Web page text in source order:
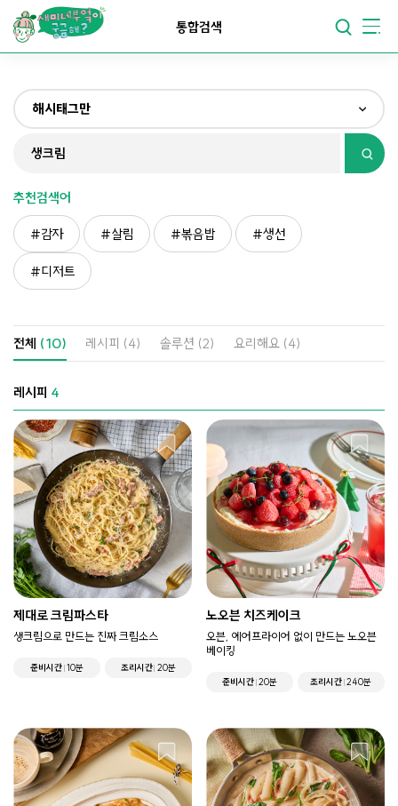
맛있어지는부엌
요리가쉬워지는부엌
통합검색
해시태그만
전체
재료만
해시태그만
추천검색어
감자 살림 볶음밥 생선
디저트
전체 (10) 레시피 (4) 솔루션 (2) 요리해요 (4)
레시피 4
제대로 크림파스타
생크림으로 만드는 진짜 크림소스
준비시간 10분 조리시간 20분
노오븐 치즈케이크
오븐, 에어프라이어 없이 만드는 노오븐
베이킹
준비시간 20분 조리시간 240분